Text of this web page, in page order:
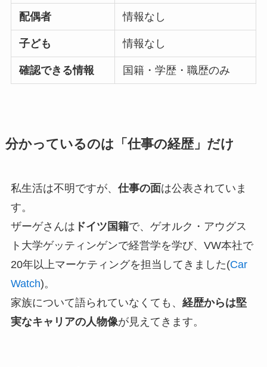
配偶者 情報なし
子ども 情報なし
確認できる情報 国籍・学歴・職歴のみ
分かっているのは「仕事の経歴」だけ
私生活は不明ですが、 仕事の面は公表されていま
す。
ザーゲさんは ドイツ国籍で、ゲオルク・アウグス
ト大学ゲッティンゲンで経営学を学び、VW本社で
20年以上マーケティングを担当してきました(Car
Watch)。
家族について語られていなくても、 経歴からは堅
実なキャリアの人物像が見えてきます。